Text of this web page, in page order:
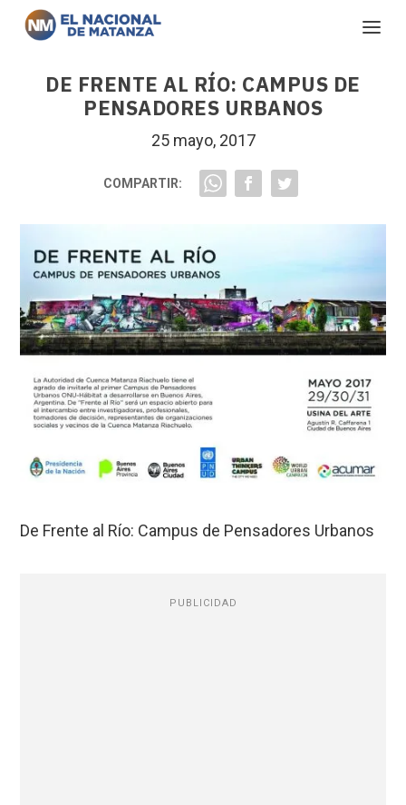
DE FRENTE AL RÍO: CAMPUS DE
PENSADORES URBANOS
25 mayo, 2017
COMPARTIR:
De Frente al Río: Campus de Pensadores Urbanos
PUBLICIDAD